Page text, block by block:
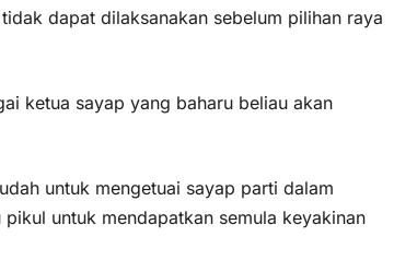
dapat dilaksanakan sebelum pilihan raya
ketua sayap yang baharu beliau akan
untuk mengetuai sayap parti dalam
untuk mendapatkan semula keyakinan